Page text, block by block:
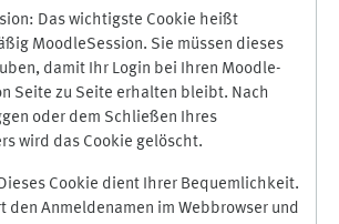
Das wichtigste Cookie heißt
MoodleSession. Sie müssen dieses
damit Ihr Login bei Ihren Moodle-
Seite zu Seite erhalten bleibt. Nach
oder dem Schließen Ihres
wird das Cookie gelöscht.
Cookie dient Ihrer Bequemlichkeit.
den Anmeldenamen im Webbrowser und